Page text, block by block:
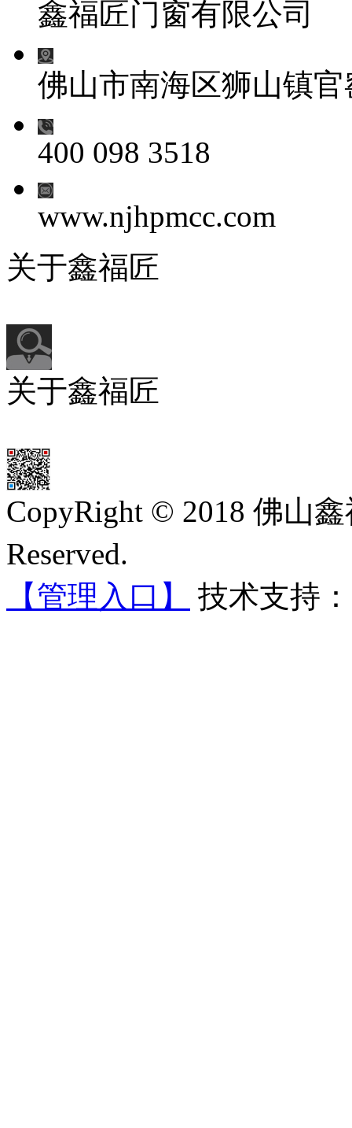
鑫福匠门窗有限公司
佛山市南海区狮山镇
400 098 3518
www.njhpmcc.com
关于鑫福匠
关于鑫福匠
CopyRight © 2018 佛山
Reserved.
【管理入口】
技术支持